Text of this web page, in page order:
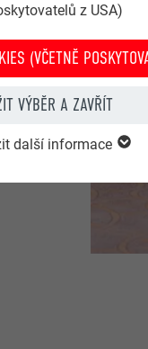
z USA)
(VČETNĚ
VÝBĚR A ZAVŘÍT
další informace